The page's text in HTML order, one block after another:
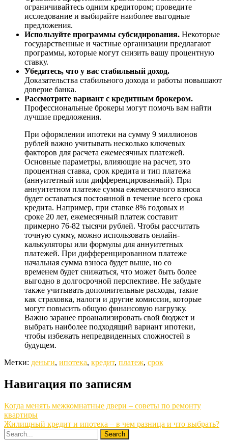
ограничивайтесь одним кредитором; проведите
исследование и выбирайте наиболее выгодные
предложения.
Используйте программы субсидирования. Некоторые
государственные и частные организации предлагают
программы, которые могут снизить вашу процентную
ставку.
Убедитесь, что у вас стабильный доход.
Доказательства стабильного дохода и работы повышают
доверие банка.
Рассмотрите вариант с кредитным брокером.
Профессиональные брокеры могут помочь вам найти
лучшие предложения.
При оформлении ипотеки на сумму 9 миллионов
рублей важно учитывать несколько ключевых
факторов для расчета ежемесячных платежей.
Основные параметры, влияющие на расчет, это
процентная ставка, срок кредита и тип платежа
(аннуитетный или дифференцированный). При
аннуитетном платеже сумма ежемесячного взноса
будет оставаться постоянной в течение всего срока
кредита. Например, при ставке 8% годовых и
сроке 20 лет, ежемесячный платеж составит
примерно 76-82 тысячи рублей. Чтобы рассчитать
точную сумму, можно использовать онлайн-
калькуляторы или формулы для аннуитетных
платежей. При дифференцированном платеже
начальная сумма взноса будет выше, но со
временем будет снижаться, что может быть более
выгодно в долгосрочной перспективе. Не забудьте
также учитывать дополнительные расходы, такие
как страховка, налоги и другие комиссии, которые
могут повысить общую финансовую нагрузку.
Важно заранее проанализировать свой бюджет и
выбрать наиболее подходящий вариант ипотеки,
чтобы избежать непредвиденных сложностей в
будущем.
Метки: деньги, ипотека, кредит, платеж, срок
Навигация по записям
Когда менять межкомнатные двери – советы по ремонту
квартиры
Жилищный кредит и ипотека – в чем разница и что выбрать?